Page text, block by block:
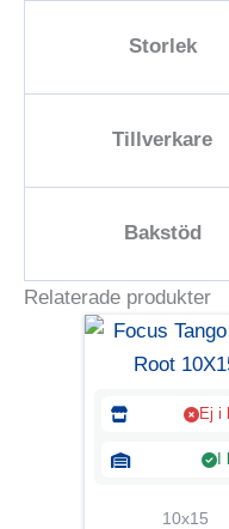
Storlek
Tillverkare
Bakstöd
Relaterade produkter
Ej i
I
10x15